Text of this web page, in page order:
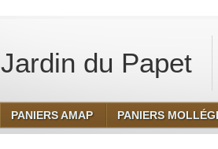
du Papet
PANIERS AMAP PANIERS